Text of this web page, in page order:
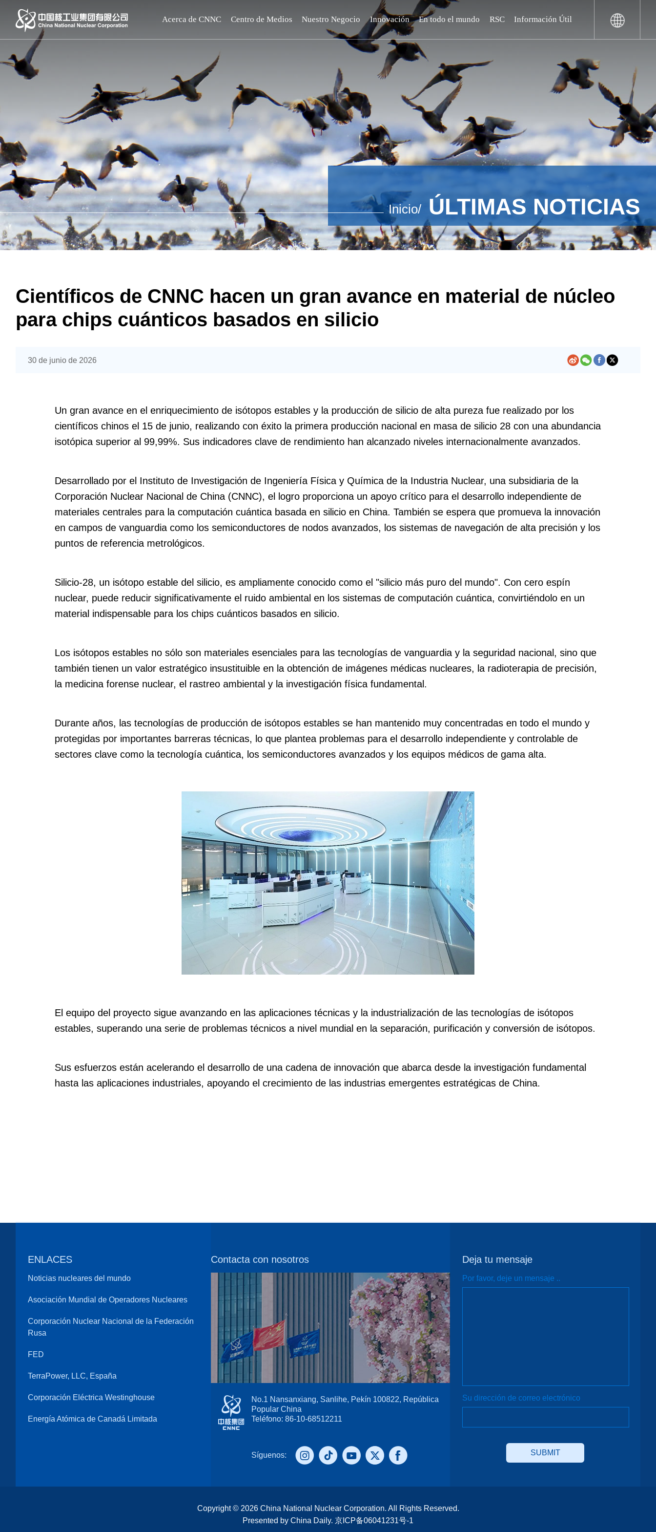
Acerca de CNNC Centro de Medios Nuestro Negocio Innovación En todo el mundo RSC Información Útil
Inicio/ ÚLTIMAS NOTICIAS
Científicos de CNNC hacen un gran avance en material de núcleo
para chips cuánticos basados en silicio
30 de junio de 2026
Un gran avance en el enriquecimiento de isótopos estables y la producción de silicio de alta pureza fue realizado por los
científicos chinos el 15 de junio, realizando con éxito la primera producción nacional en masa de silicio 28 con una abundancia
isotópica superior al 99,99%. Sus indicadores clave de rendimiento han alcanzado niveles internacionalmente avanzados.
Desarrollado por el Instituto de Investigación de Ingeniería Física y Química de la Industria Nuclear, una subsidiaria de la
Corporación Nuclear Nacional de China (CNNC), el logro proporciona un apoyo crítico para el desarrollo independiente de
materiales centrales para la computación cuántica basada en silicio en China. También se espera que promueva la innovación
en campos de vanguardia como los semiconductores de nodos avanzados, los sistemas de navegación de alta precisión y los
puntos de referencia metrológicos.
Silicio-28, un isótopo estable del silicio, es ampliamente conocido como el "silicio más puro del mundo". Con cero espín
nuclear, puede reducir significativamente el ruido ambiental en los sistemas de computación cuántica, convirtiéndolo en un
material indispensable para los chips cuánticos basados en silicio.
Los isótopos estables no sólo son materiales esenciales para las tecnologías de vanguardia y la seguridad nacional, sino que
también tienen un valor estratégico insustituible en la obtención de imágenes médicas nucleares, la radioterapia de precisión,
la medicina forense nuclear, el rastreo ambiental y la investigación física fundamental.
Durante años, las tecnologías de producción de isótopos estables se han mantenido muy concentradas en todo el mundo y
protegidas por importantes barreras técnicas, lo que plantea problemas para el desarrollo independiente y controlable de
sectores clave como la tecnología cuántica, los semiconductores avanzados y los equipos médicos de gama alta.
El equipo del proyecto sigue avanzando en las aplicaciones técnicas y la industrialización de las tecnologías de isótopos
estables, superando una serie de problemas técnicos a nivel mundial en la separación, purificación y conversión de isótopos.
Sus esfuerzos están acelerando el desarrollo de una cadena de innovación que abarca desde la investigación fundamental
hasta las aplicaciones industriales, apoyando el crecimiento de las industrias emergentes estratégicas de China.
ENLACES
Noticias nucleares del mundo
Asociación Mundial de Operadores Nucleares
Corporación Nuclear Nacional de la Federación
Rusa
FED
TerraPower, LLC, España
Corporación Eléctrica Westinghouse
Energía Atómica de Canadá Limitada
Contacta con nosotros
No.1 Nansanxiang, Sanlihe, Pekín 100822, República
Popular China
Teléfono: 86-10-68512211
Síguenos:
Deja tu mensaje
Por favor, deje un mensaje ..
Su dirección de correo electrónico
Copyright © 2026 China National Nuclear Corporation. All Rights Reserved.
Presented by China Daily. 京ICP备06041231号-1